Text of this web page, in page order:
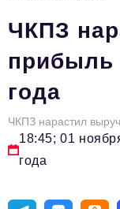
Технологии и
Ниши и рынки
Цитаты
Туризм
Новости
ЧКПЗ
прибыль
года
ЧКПЗ нарастил
18:45; 01
года